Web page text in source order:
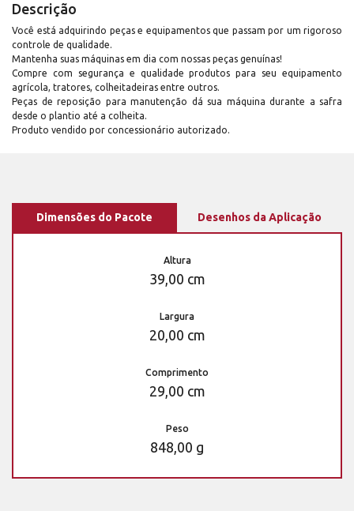
Descrição
Você está adquirindo peças e equipamentos que passam por um rigoroso
controle de qualidade.
Mantenha suas máquinas em dia com nossas peças genuínas!
Compre com segurança e qualidade produtos para seu equipamento
agrícola, tratores, colheitadeiras entre outros.
Peças de reposição para manutenção dá sua máquina durante a safra
desde o plantio até a colheita.
Produto vendido por concessionário autorizado.
Dimensões do Pacote Desenhos da Aplicação
Altura
39,00 cm
Largura
20,00 cm
Comprimento
29,00 cm
Peso
848,00 g